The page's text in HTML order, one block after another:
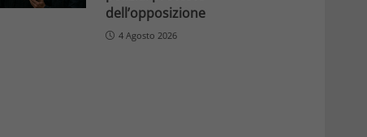
dell’opposizione
4 Agosto 2026